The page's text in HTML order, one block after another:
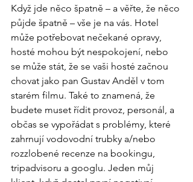
Když jde něco špatně – a věřte, že něco
půjde špatně – vše je na vás. Hotel
může potřebovat nečekané opravy,
hosté mohou být nespokojení, nebo
se může stát, že se vaši hosté začnou
chovat jako pan Gustav Anděl v tom
starém filmu. Také to znamená, že
budete muset řídit provoz, personál, a
občas se vypořádat s problémy, které
zahrnují vodovodní trubky a/nebo
rozzlobené recenze na bookingu,
tripadvisoru a googlu. Jeden můj